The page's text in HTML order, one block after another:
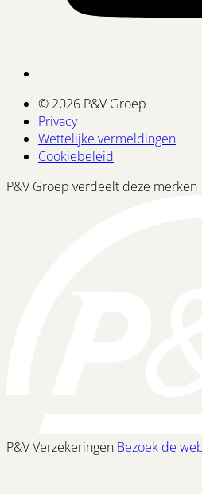
© 2026 P&V Groep
Privacy
Wettelijke vermeldingen
Cookiebeleid
P&V Groep verdeelt deze merken
P&V Verzekeringen Bezoek de